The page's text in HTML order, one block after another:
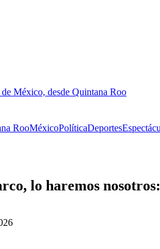
México, desde Quintana Roo
RooMéxicoPolíticaDeportes
lo haremos